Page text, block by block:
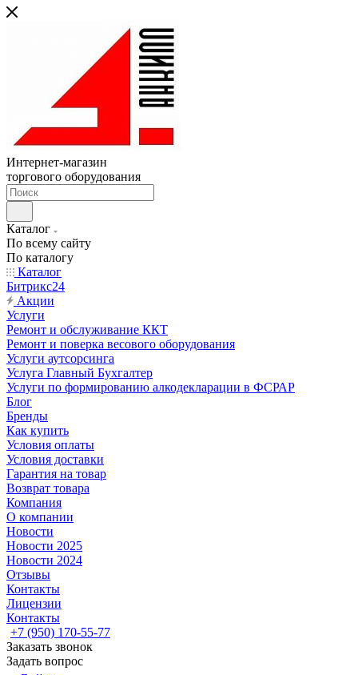
Интернет-магазин
торгового оборудования
Каталог
По всему сайту
По каталогу
Каталог
Битрикс24
Акции
Услуги
Ремонт и обслуживание ККТ
Ремонт и поверка весового оборудования
Услуги аутсорсинга
Услуга Главный Бухгалтер
Услуги по формированию алкодекларации в ФСРАР
Блог
Бренды
Как купить
Условия оплаты
Условия доставки
Гарантия на товар
Возврат товара
Компания
О компании
Новости
Новости 2025
Новости 2024
Отзывы
Контакты
Лицензии
Контакты
+7 (950) 170-55-77
Заказать звонок
Задать вопрос